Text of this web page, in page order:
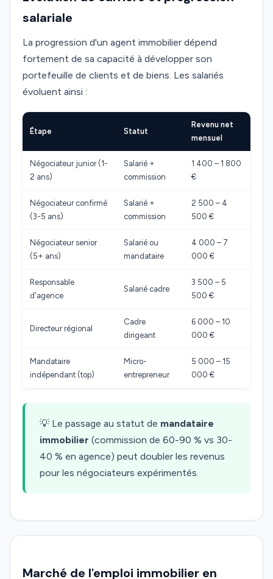
salariale
La progression d'un agent immobilier dépend
fortement de sa capacité à développer son
portefeuille de clients et de biens. Les salariés
évoluent ainsi :
Étape Statut
Revenu net
mensuel
Négociateur junior (1-
2 ans)
Salarié +
commission
1 400 – 1 800
€
Négociateur confirmé
(3-5 ans)
Salarié +
commission
2 500 – 4
500 €
Négociateur senior
(5+ ans)
Salarié ou
mandataire
4 000 – 7
000 €
Responsable
d'agence
Salarié cadre
3 500 – 5
500 €
Directeur régional
Cadre
dirigeant
6 000 – 10
000 €
Mandataire
indépendant (top)
Micro-
entrepreneur
5 000 – 15
000 €
💡 Le passage au statut de mandataire
immobilier (commission de 60-90 % vs 30-
40 % en agence) peut doubler les revenus
pour les négociateurs expérimentés.
Marché de l'emploi immobilier en